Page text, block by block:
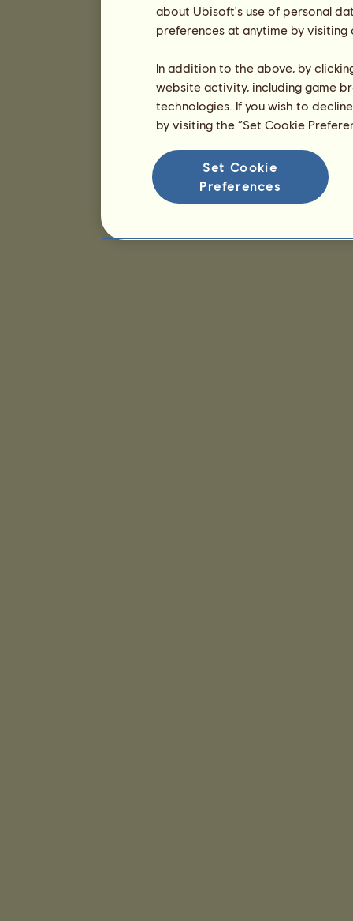
about Ubisoft's use of personal
preferences at anytime by
In addition to the above, by
website activity, including game
technologies. If you wish to
by visiting the “Set Cookie
Set Cookie
Preferences